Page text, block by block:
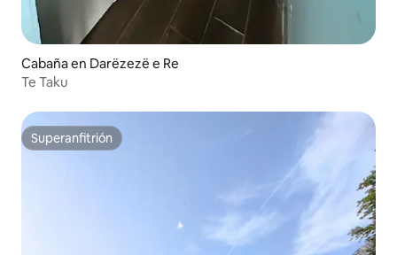
Cabaña en Darëzezë e Re
Te Taku
Superanfitrión
Superanfitrión